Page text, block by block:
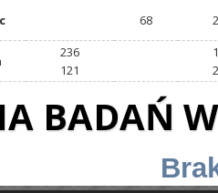
68
236
121
BADAŃ